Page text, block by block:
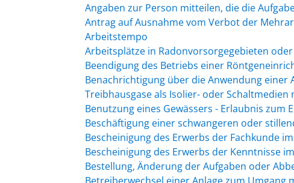
Angaben zur Person mitteilen, die die
Antrag auf Ausnahme vom Verbot der
Arbeitstempo
Arbeitsplätze in Radonvorsorgegebieten
Beendigung des Betriebs einer
Benachrichtigung über die Anwendung
Treibhausgase als Isolier- oder Schaltmedien
Benutzung eines Gewässers - Erlaubnis
Beschäftigung einer schwangeren oder
Bescheinigung des Erwerbs der Fachkunde
Bescheinigung des Erwerbs der Kenntnisse
Bestellung, Änderung der Aufgaben oder